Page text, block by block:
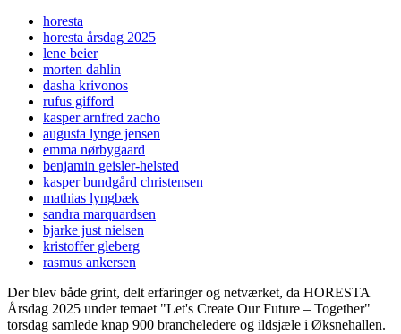
horesta
horesta årsdag 2025
lene beier
morten dahlin
dasha krivonos
rufus gifford
kasper arnfred zacho
augusta lynge jensen
emma nørbygaard
benjamin geisler-helsted
kasper bundgård christensen
mathias lyngbæk
sandra marquardsen
bjarke just nielsen
kristoffer gleberg
rasmus ankersen
Der blev både grint, delt erfaringer og netværket, da HORESTA
Årsdag 2025 under temaet "Let's Create Our Future – Together"
torsdag samlede knap 900 brancheledere og ildsjæle i Øksnehallen.